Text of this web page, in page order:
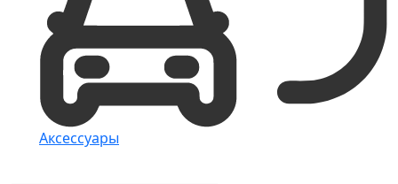
Аксессуары